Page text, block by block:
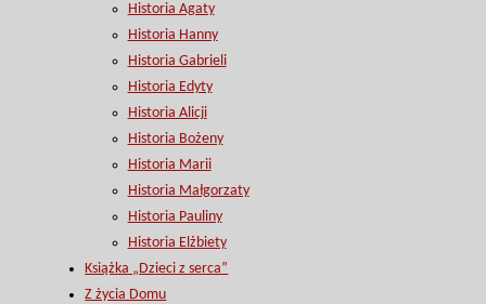
Historia Agaty
Historia Hanny
Historia Gabrieli
Historia Edyty
Historia Alicji
Historia Bożeny
Historia Marii
Historia Małgorzaty
Historia Pauliny
Historia Elżbiety
Książka „Dzieci z serca”
Z życia Domu